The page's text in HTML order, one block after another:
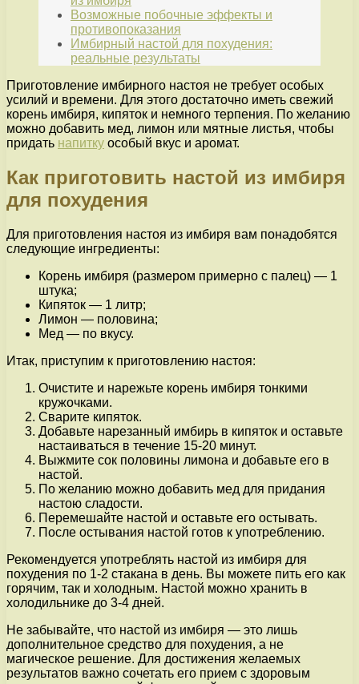
Возможные побочные эффекты и
противопоказания
Имбирный настой для похудения:
реальные результаты
Приготовление имбирного настоя не требует особых
усилий и времени. Для этого достаточно иметь свежий
корень имбиря, кипяток и немного терпения. По желанию
можно добавить мед, лимон или мятные листья, чтобы
придать напитку особый вкус и аромат.
Как приготовить настой из имбиря
для похудения
Для приготовления настоя из имбиря вам понадобятся
следующие ингредиенты:
Корень имбиря (размером примерно с палец) — 1
штука;
Кипяток — 1 литр;
Лимон — половина;
Мед — по вкусу.
Итак, приступим к приготовлению настоя:
Очистите и нарежьте корень имбиря тонкими
кружочками.
Сварите кипяток.
Добавьте нарезанный имбирь в кипяток и оставьте
настаиваться в течение 15-20 минут.
Выжмите сок половины лимона и добавьте его в
настой.
По желанию можно добавить мед для придания
настою сладости.
Перемешайте настой и оставьте его остывать.
После остывания настой готов к употреблению.
Рекомендуется употреблять настой из имбиря для
похудения по 1-2 стакана в день. Вы можете пить его как
горячим, так и холодным. Настой можно хранить в
холодильнике до 3-4 дней.
Не забывайте, что настой из имбиря — это лишь
дополнительное средство для похудения, а не
магическое решение. Для достижения желаемых
результатов важно сочетать его прием с здоровым